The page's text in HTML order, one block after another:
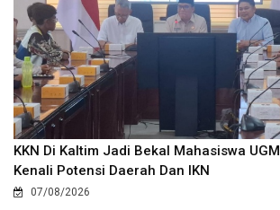
KKN Di Kaltim Jadi Bekal Mahasiswa UGM
Kenali Potensi Daerah Dan IKN
07/08/2026